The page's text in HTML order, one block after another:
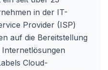
in der IT-
Provider (ISP)
auf die Bereitstellung
Cloud-